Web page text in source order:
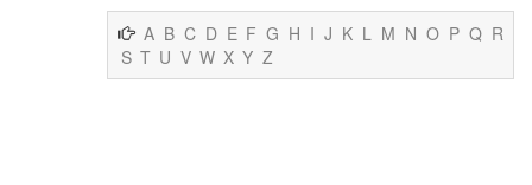
A B C D E F G H I J K L M N O P Q R
S T U V W X Y Z